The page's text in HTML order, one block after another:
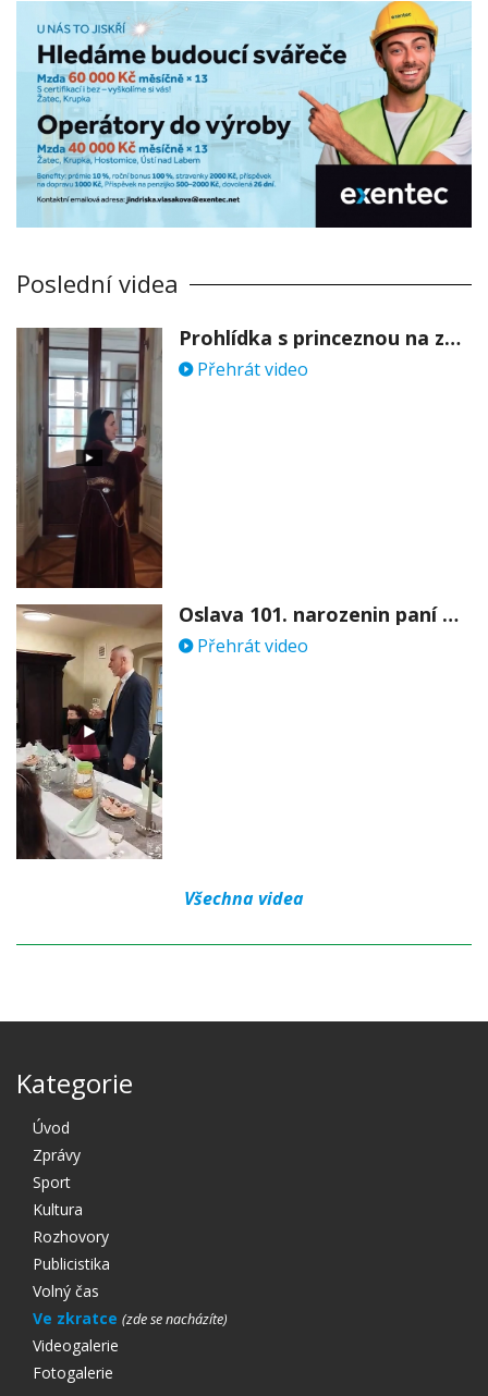
Poslední videa
Prohlídka s princeznou na zámku Stekník
Přehrát video
Oslava 101. narozenin paní Věry Skořepové
Přehrát video
Všechna videa
Kategorie
Úvod
Zprávy
Sport
Kultura
Rozhovory
Publicistika
Volný čas
Ve zkratce
Videogalerie
Fotogalerie